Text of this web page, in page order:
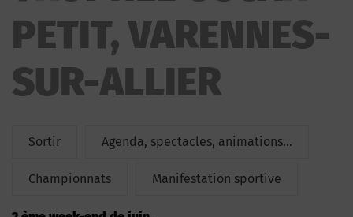
PETIT, VARENNES-
SUR-ALLIER
Sortir Agenda, spectacles, animations...
Championnats Manifestation sportive